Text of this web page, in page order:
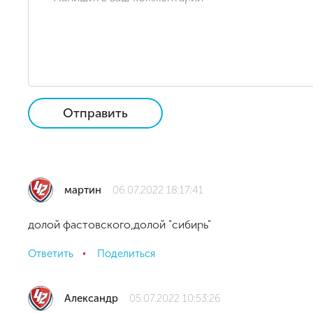
Отправить
мартин 06.07.2022 18:17:41
долой фастовского,долой "сибирь"
Ответить Поделиться
Александр 05.07.2022 10:53:26